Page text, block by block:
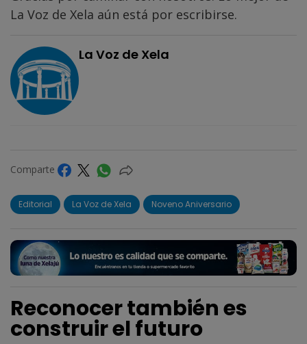
La Voz de Xela aún está por escribirse.
La Voz de Xela
Comparte
Editorial La Voz de Xela Noveno Aniversario
Reconocer también es
construir el futuro